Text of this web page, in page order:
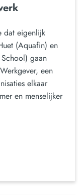
dat eigenlijk
(Aquafin) en
gaan
een
elkaar
en menselijker